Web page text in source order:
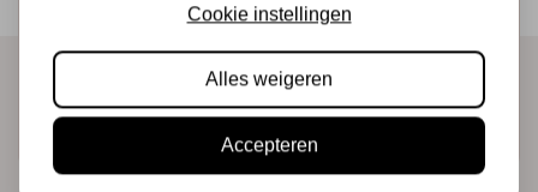
direct in je mailbox!
Abonneer
Cookie instellingen
Alles weigeren
Accepteren